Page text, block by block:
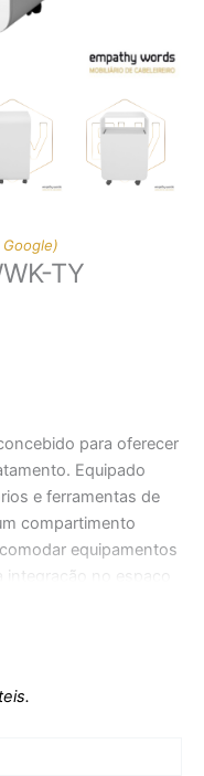
TY
para oferecer
Equipado
e ferramentas de
compartimento
equipamentos
integração no espaço
e bem-estar que